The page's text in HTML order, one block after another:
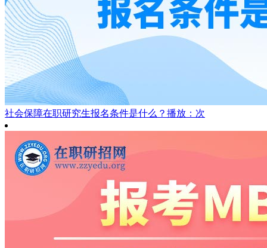
社会保障在职研究生报名条件是什么？ 播放：次